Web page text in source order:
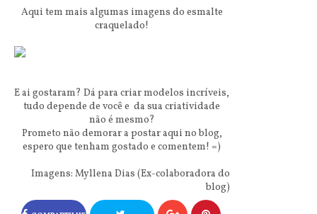
Aqui tem mais algumas imagens do esmalte
craquelado!
E ai gostaram? Dá para criar modelos incríveis,
tudo depende de você e da sua criatividade
não é mesmo?
Prometo não demorar a postar aqui no blog,
espero que tenham gostado e comentem! =)
Imagens: Myllena Dias (Ex-colaboradora do
blog)